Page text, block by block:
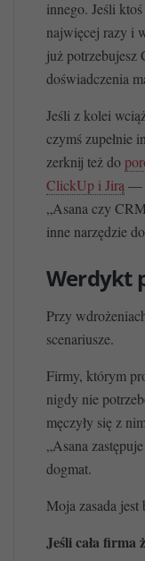
innego. Jeśli
najwięcej razy i
już potrzebujesz
doświadczenia
Jeśli z kolei
czymś zupełnie
zerknij też do
ClickUp i Jirą —
„Asana czy
inne narzędzie
Werdykt
Przy
scenariusze.
Firmy, którym
nigdy nie
męczyły się z
„Asana
dogmat.
Moja zasada jest
Jeśli cała firma